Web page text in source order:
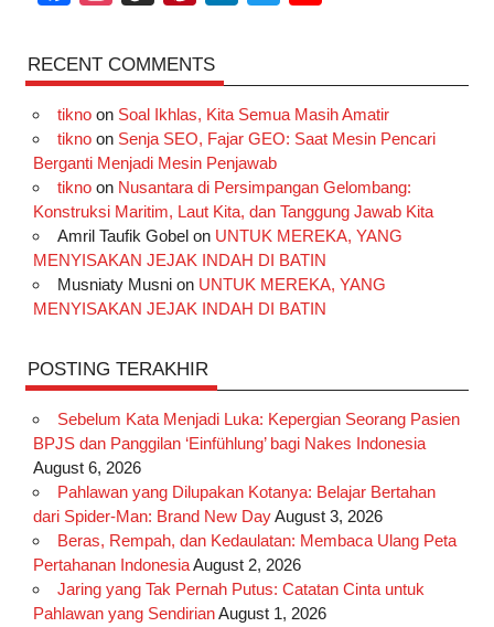
c
e
b
o
k
s
t
a
r
a
m
k
T
o
k
n
t
e
e
s
k
e
I
n
t
t
r
T
u
e
RECENT COMMENTS
tiknoon Soal Ikhlas, Kita Semua Masih Amatir
tiknoon Senja SEO, Fajar GEO: Saat Mesin Pencari
Berganti Menjadi Mesin Penjawab
tiknoon Nusantara di Persimpangan Gelombang:
Konstruksi Maritim, Laut Kita, dan Tanggung Jawab Kita
Amril Taufik Gobelon UNTUK MEREKA, YANG
MENYISAKAN JEJAK INDAH DI BATIN
Musniaty Musnion UNTUK MEREKA, YANG
MENYISAKAN JEJAK INDAH DI BATIN
POSTING TERAKHIR
Sebelum Kata Menjadi Luka: Kepergian Seorang Pasien
BPJS dan Panggilan ‘Einfühlung’ bagi Nakes Indonesia
August 6, 2026
Pahlawan yang Dilupakan Kotanya: Belajar Bertahan
dari Spider-Man: Brand New DayAugust 3, 2026
Beras, Rempah, dan Kedaulatan: Membaca Ulang Peta
Pertahanan IndonesiaAugust 2, 2026
Jaring yang Tak Pernah Putus: Catatan Cinta untuk
Pahlawan yang SendirianAugust 1, 2026